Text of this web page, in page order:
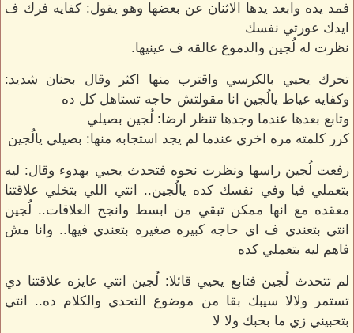
فمد يده وابعد يدها الاثنان عن بعضها وهو يقول: كفايه فرك ف
ايدك عورتي نفسك
نظرت له لُجين والدموع عالقه ف عينيها.
تحرك يحيي بالكرسي واقترب منها اكثر وقال بحنان شديد:
وكفايه عياط يالُجين انا مقولتش حاجه تستاهل كل ده
وتابع بعدها عندما وجدها تنظر ارضا: لُجين بصيلي
كرر كلمته مره اخري عندما لم يجد استجابه منها: بصيلي يالُجين
رفعت لُجين راسها ونظرت نحوه فتحدث يحيي بهدوء وقال: ليه
بتعملي فيا وفي نفسك كده يالُجين.. انتي اللي بتخلي علاقتنا
معقده مع انها ممكن تبقي من ابسط وانجح العلاقات.. لُجين
انتي بتعندي ف اي حاجه كبيره صغيره بتعندي فيها.. وانا مش
فاهم ليه بتعملي كده
لم تتحدث لُجين فتابع يحيي قائلا: لُجين انتي عايزه علاقتنا دي
تستمر ولالا سيبك بقا من موضوع التحدي والكلام ده.. انتي
بتحبيني زي ما بحبك ولا لا